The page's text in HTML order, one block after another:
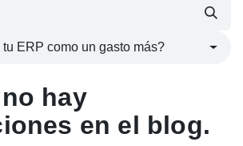
ERP como un gasto más?
hay
en el blog.